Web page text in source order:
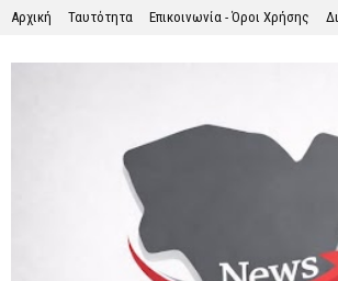
Αρχική Ταυτότητα Επικοινωνία - Όροι Χρήσης